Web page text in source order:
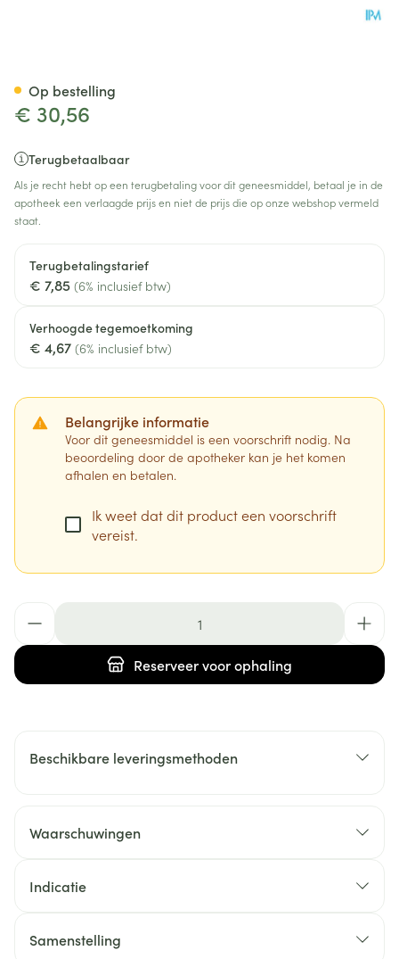
€ 30,56
Terugbetaalbaar
Als je recht hebt op een terugbetaling voor dit geneesmiddel, betaal je in de
apotheek een verlaagde prijs en niet de prijs die op onze webshop vermeld
staat.
Terugbetalingstarief
€ 7,85 (6% inclusief btw)
Verhoogde tegemoetkoming
€ 4,67 (6% inclusief btw)
Belangrijke informatie
Voor dit geneesmiddel is een voorschrift nodig. Na
beoordeling door de apotheker kan je het komen
afhalen en betalen.
Ik weet dat dit product een voorschrift
vereist.
Reserveervoor ophaling
Op bestelling
Beschikbare leveringsmethoden
Waarschuwingen
Indicatie
Samenstelling